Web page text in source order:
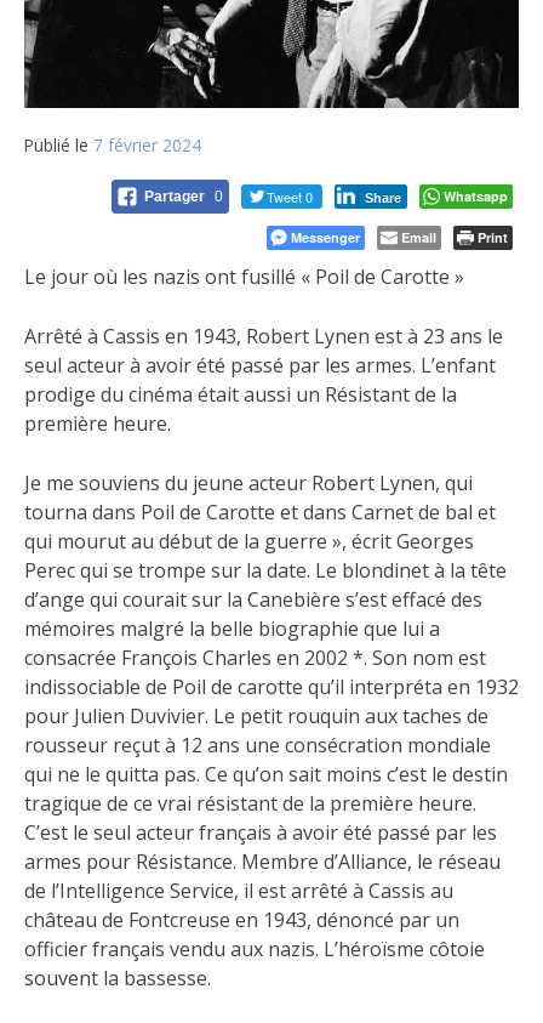
Publié le 7 février 2024
Partager 0 Tweet 0 Share Whatsapp
Messenger Email Print
Le jour où les nazis ont fusillé « Poil de Carotte »
Arrêté à Cassis en 1943, Robert Lynen est à 23 ans le
seul acteur à avoir été passé par les armes. L’enfant
prodige du cinéma était aussi un Résistant de la
première heure.
Je me souviens du jeune acteur Robert Lynen, qui
tourna dans Poil de Carotte et dans Carnet de bal et
qui mourut au début de la guerre », écrit Georges
Perec qui se trompe sur la date. Le blondinet à la tête
d’ange qui courait sur la Canebière s’est effacé des
mémoires malgré la belle biographie que lui a
consacrée François Charles en 2002 *. Son nom est
indissociable de Poil de carotte qu’il interpréta en 1932
pour Julien Duvivier. Le petit rouquin aux taches de
rousseur reçut à 12 ans une consécration mondiale
qui ne le quitta pas. Ce qu’on sait moins c’est le destin
tragique de ce vrai résistant de la première heure.
C’est le seul acteur français à avoir été passé par les
armes pour Résistance. Membre d’Alliance, le réseau
de l’Intelligence Service, il est arrêté à Cassis au
château de Fontcreuse en 1943, dénoncé par un
officier français vendu aux nazis. L’héroïsme côtoie
souvent la bassesse.